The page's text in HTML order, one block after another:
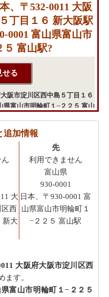
、〒532-0011 大阪
丁目１６ 新大阪駅
0001 富山県富山市
５ 富山駅?
阪市淀川区西中島５丁目１６
県富山市明輪町１−２２５ 富山
追加情報
大
区西
新大
先
利用できません
富山県
930-0001
日本、〒930-0001 富
山県富山市明輪町１
−２２５ 富山駅
大阪府大阪市淀川区西
ます。
富山市明輪町１−２２５